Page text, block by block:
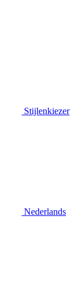
Stijlenkiezer
Nederlands